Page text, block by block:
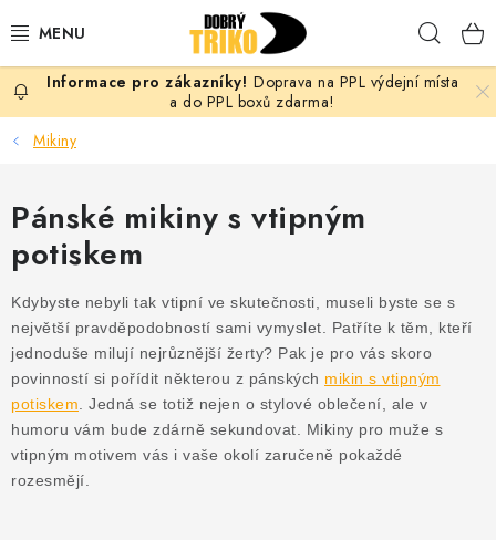
na
PRO ŽENY
PRO MUŽE
PRO DĚTI
DOPLŇKY
PRO PÁRY
VLASTNÍ MOTIV
TRIČKA
Doprava na PPL výdejní místa
a do PPL boxů zdarma!
Mikiny
Pánské mikiny s vtipným
potiskem
Kdybyste nebyli tak vtipní ve skutečnosti, museli byste se s
největší pravděpodobností sami vymyslet. Patříte k těm, kteří
jednoduše milují nejrůznější žerty? Pak je pro vás skoro
povinností si pořídit některou z pánských mikin s vtipným
potiskem . Jedná se totiž nejen o stylové oblečení, ale v
humoru vám bude zdárně sekundovat. Mikiny pro muže s
vtipným motivem vás i vaše okolí zaručeně pokaždé
rozesmějí.